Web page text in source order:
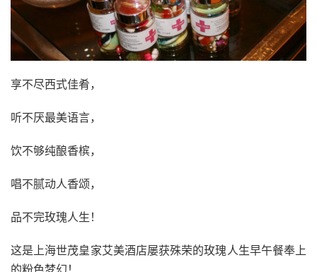
享不尽西式佳肴，
听不厌最美语言，
饮不够纯酿香槟，
唱不腻动人香颂，
品不完玫瑰人生！
这是上海世茂皇家艾美酒店屡获殊荣的玫瑰人生早午餐奉上
的粉色梦幻！